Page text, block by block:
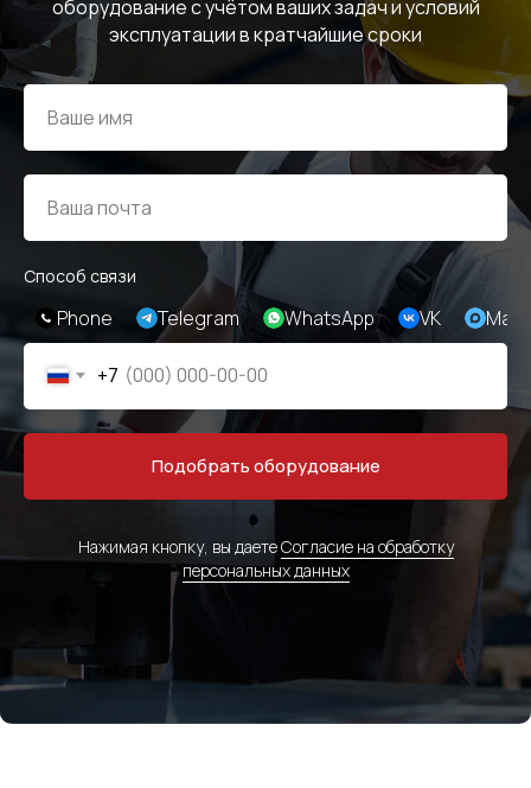
оборудование с учётом ваших задач и условий
эксплуатации в кратчайшие сроки
Способ связи
Phone Telegram WhatsApp VK Max
+7
Подобрать оборудование
Нажимая кнопку, вы даетеСогласие на обработку
персональных данных
Политика персональных данных
Сервис 2022-2026
ИНФОРМАЦИЯ